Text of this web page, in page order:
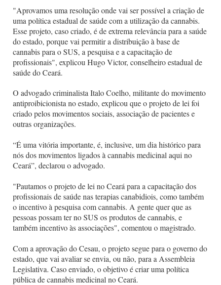
"Aprovamos uma resolução onde vai ser possível a criação de
uma política estadual de saúde com a utilização da cannabis.
Esse projeto, caso criado, é de extrema relevância para a saúde
do estado, porque vai permitir a distribuição à base de
cannabis para o SUS, a pesquisa e a capacitação de
profissionais", explicou Hugo Victor, conselheiro estadual de
saúde do Ceará.
O advogado criminalista Italo Coelho, militante do movimento
antiproibicionista no estado, explicou que o projeto de lei foi
criado pelos movimentos sociais, associação de pacientes e
outras organizações.
“É uma vitória importante, é, inclusive, um dia histórico para
nós dos movimentos ligados à cannabis medicinal aqui no
Ceará”, declarou o advogado.
"Pautamos o projeto de lei no Ceará para a capacitação dos
profissionais de saúde nas terapias canabidiois, como também
o incentivo à pesquisa com cannabis. A gente quer que as
pessoas possam ter no SUS os produtos de cannabis, e
também incentivo às associações", comentou o magistrado.
Com a aprovação do Cesau, o projeto segue para o governo do
estado, que vai avaliar se envia, ou não, para a Assembleia
Legislativa. Caso enviado, o objetivo é criar uma política
pública de cannabis medicinal no Ceará.